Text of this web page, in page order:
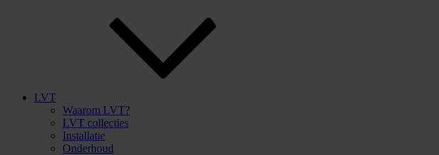
LVT
Waarom LVT?
LVT collecties
Installatie
Onderhoud